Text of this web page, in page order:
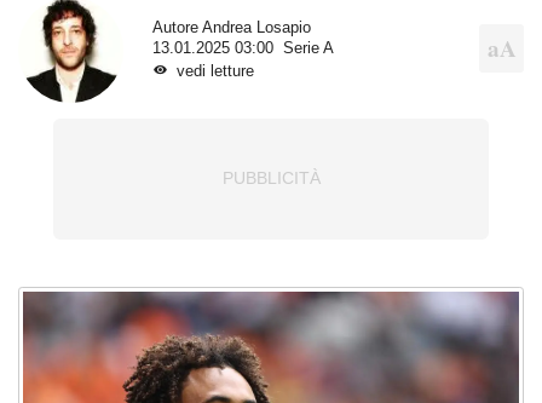
Autore Andrea Losapio
13.01.2025 03:00
Serie A
vedi letture